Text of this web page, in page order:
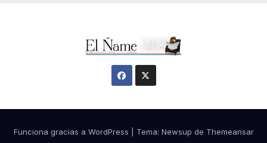
Funciona gracias a WordPress Tema: Newsup de Themeansar